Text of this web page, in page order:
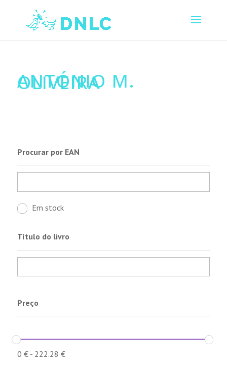
ANTÓNIO M.
OLIVEIRA
Procurar por EAN
Em stock
Título do livro
Preço
0 €- 222.28 €